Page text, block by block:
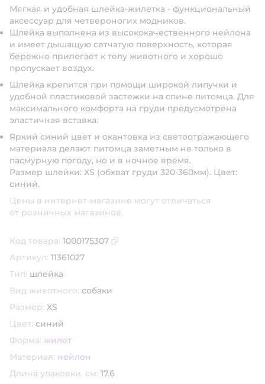
Мягкая и удобная шлейка-жилетка - функциональный
аксессуар для четвероногих модников.
Шлейка выполнена из высококачественного нейлона
и имеет дышащую сетчатую поверхность, которая
бережно прилегает к телу животного и хорошо
пропускает воздух.
Шлейка крепится при помощи широкой липучки и
удобной пластиковой застежки на спине питомца. Для
максимального комфорта на груди предусмотрена
эластичная вставка.
Яркий синий цвет и окантовка из светоотражающего
материала делают питомца заметным не только в
пасмурную погоду, но и в ночное время.
Размер шлейки: XS (обхват груди 320-360мм). Цвет:
синий.
Цены в интернет-магазине могут отличаться
от розничных магазинов.
Код товара: 1000175307
Артикул: 11361027
Тип: шлейка
Вид животного: собаки
Размер: XS
Цвет: синий
Форма: жилет
Материал: нейлон
Длина упаковки, см: 17.6